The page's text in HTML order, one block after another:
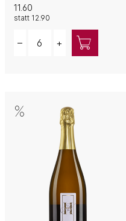
11.60
statt 12.90
– +